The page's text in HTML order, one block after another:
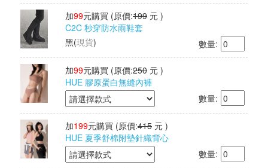
加99元購買 (原價:199 元 )
C2C 秒穿防水雨鞋套
黑(現貨) 數量:
加99元購買 (原價:250 元 )
HUE 膠原蛋白無縫內褲
數量:
加199元購買 (原價:415 元 )
HUE 夏季舒棉附墊針織背心
數量: